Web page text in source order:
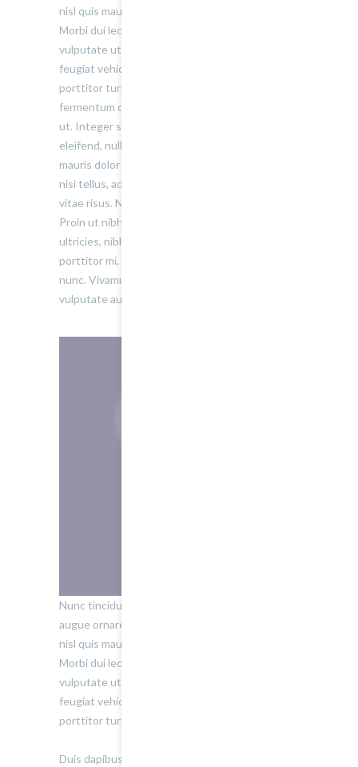
nisl quis mauris. Suspendisse a pharetra urna.
Morbi dui lectus, pharetra nec elementum eget,
vulputate ut nisi. Aliquam accumsan, nulla sed
feugiat vehicula, lacus justo semper libero, quis
porttitor turpis odio sit amet ligula. Duis dapibus
fermentum orci, nec malesuada libero vehicula
ut. Integer sodales, urna eget interdum
eleifend, nulla nibh laoreet nisl, quis dignissim
mauris dolor eget mi. Donec at mauris enim. Duis
nisi tellus, adipiscing a convallis quis, tristique
vitae risus. Nullam molestie gravida lobortis.
Proin ut nibh quis felis auctor ornare. Cras
ultricies, nibh at mollis faucibus, justo eros
porttitor mi, quis auctor lectus arcu sit amet
nunc. Vivamus gravida vehicula arcu, vitae
vulputate augue lacinia faucibus.
Nunc tincidunt, elit non cursus euismod, lacus
augue ornare metus, egestas imperdiet nulla
nisl quis mauris. Suspendisse a pharetra urna.
Morbi dui lectus, pharetra nec elementum eget,
vulputate ut nisi. Aliquam accumsan, nulla sed
feugiat vehicula, lacus justo semper libero, quis
porttitor turpis odio sit amet ligula.
Duis dapibus fermentum orci, nec malesuada